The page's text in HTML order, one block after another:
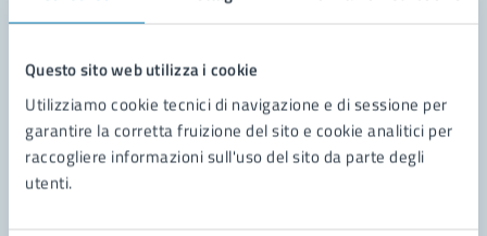
Questo sito web utilizza i cookie
Utilizziamo cookie tecnici di navigazione e di sessione per
garantire la corretta fruizione del sito e cookie analitici per
raccogliere informazioni sull'uso del sito da parte degli
utenti.
Leggi le domande frequenti
Richiedi assistenza
Prenota appuntamento
Problemi in città